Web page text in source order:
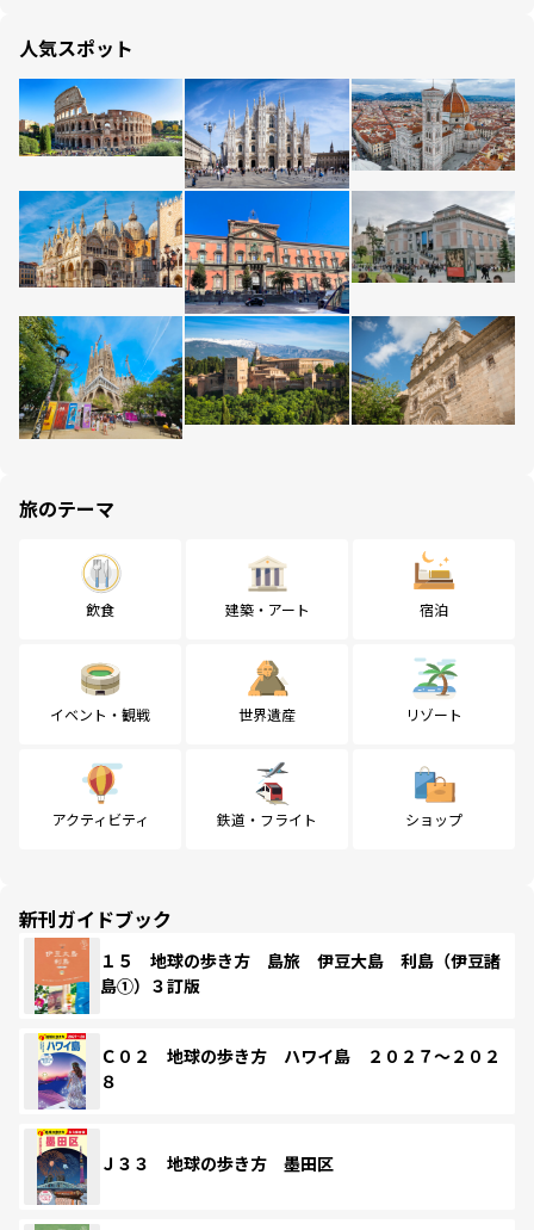
人気スポット
旅のテーマ
飲食 建築・アート 宿泊
イベント・観戦 世界遺産 リゾート
アクティビティ 鉄道・フライト ショップ
新刊ガイドブック
１５ 地球の歩き方 島旅 伊豆大島 利島（伊豆諸
島①）３訂版
Ｃ０２ 地球の歩き方 ハワイ島 ２０２７～２０２
８
Ｊ３３ 地球の歩き方 墨田区